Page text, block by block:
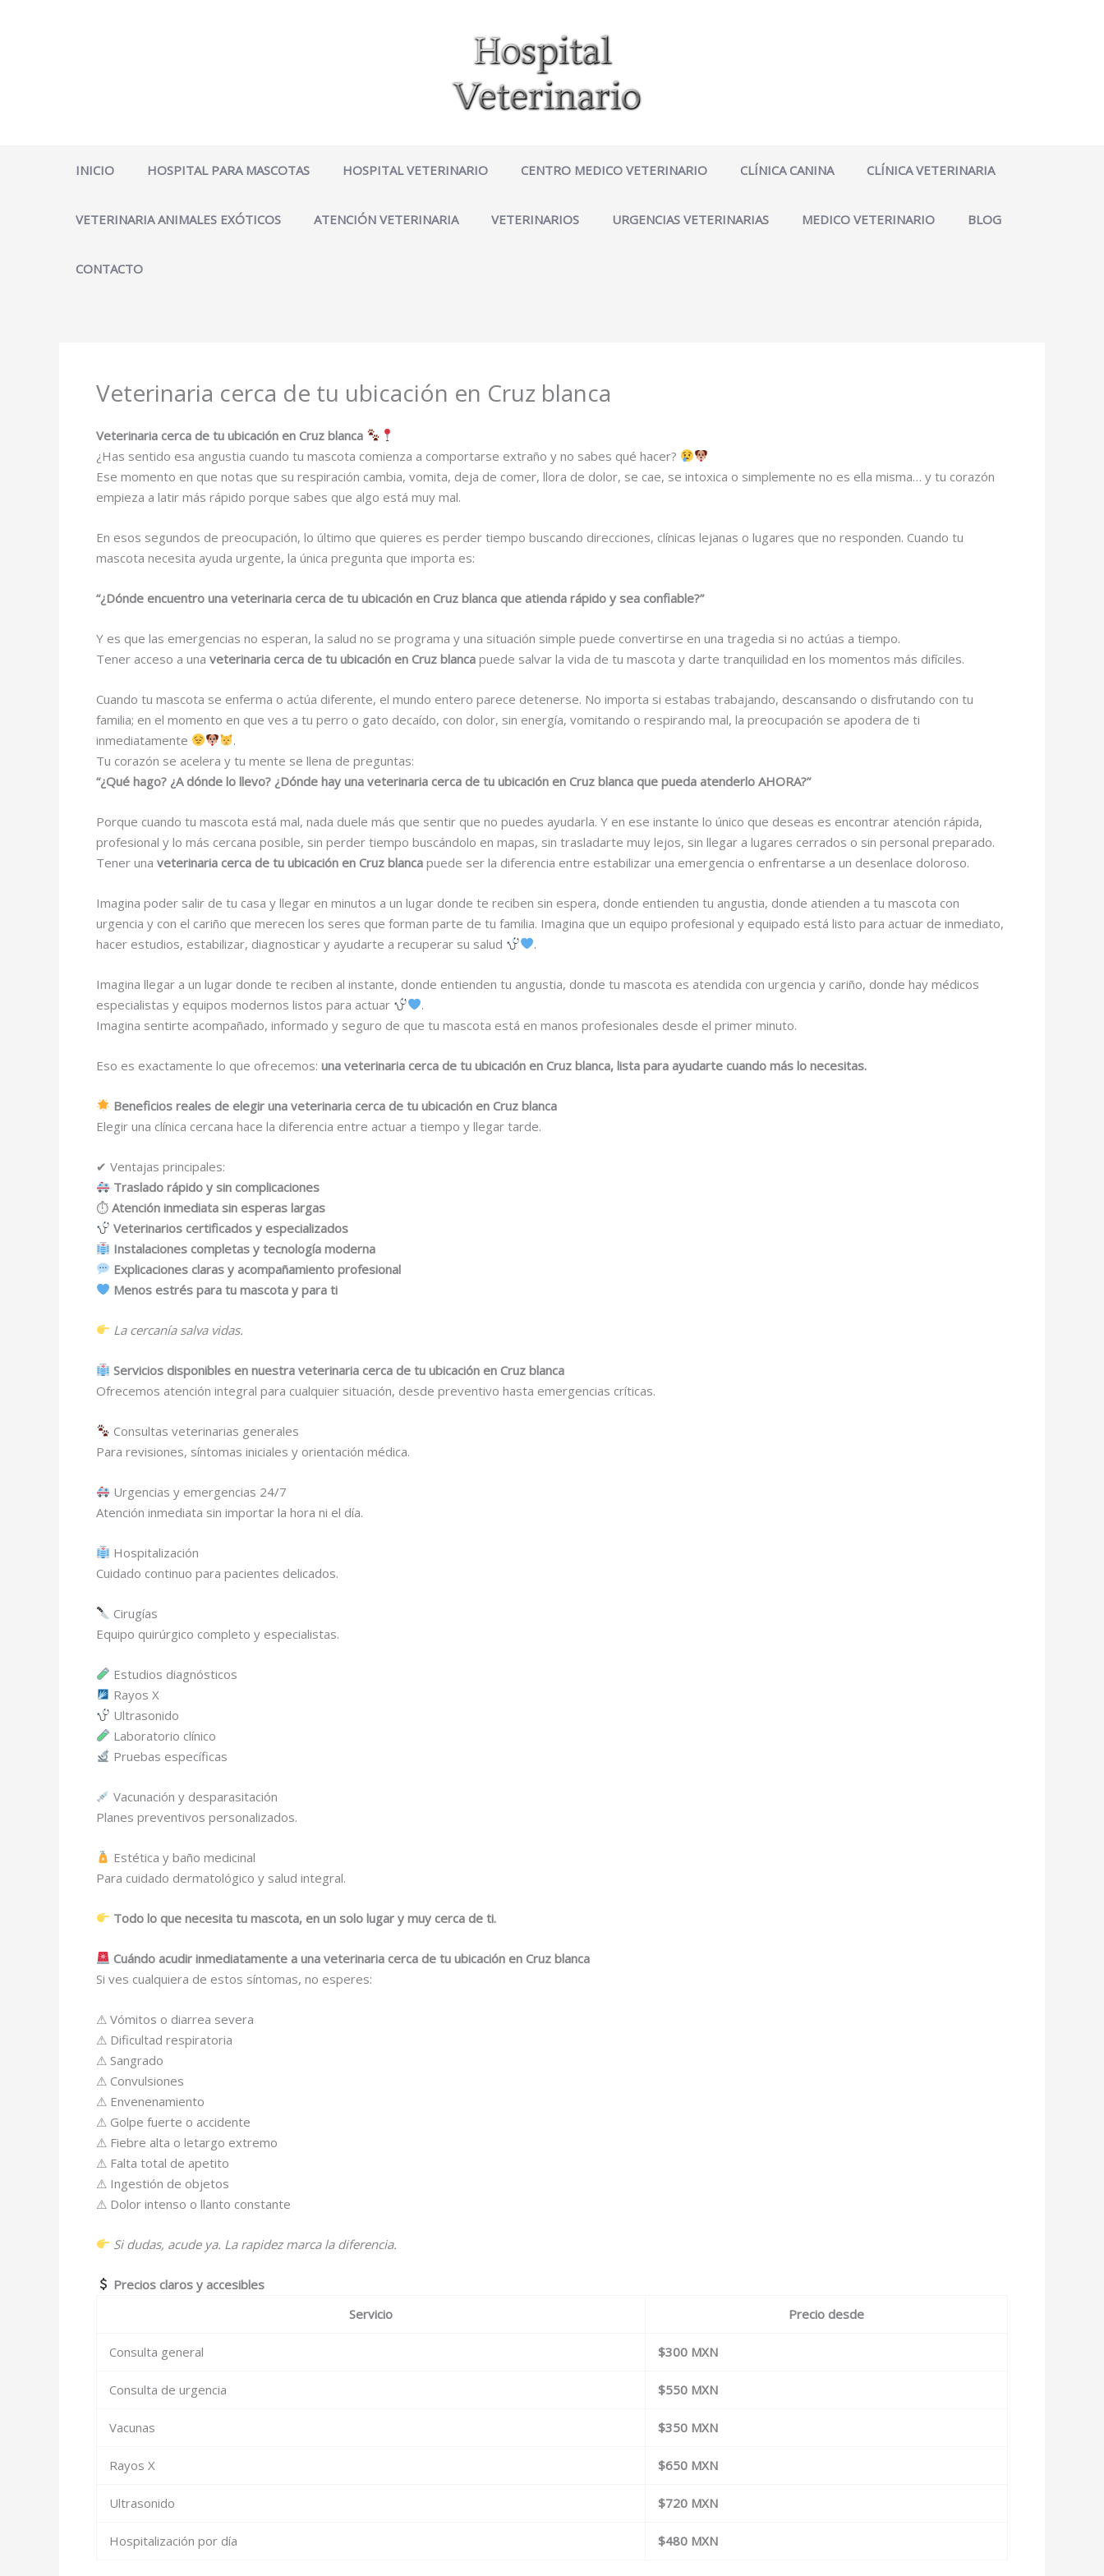
INICIO HOSPITAL PARA MASCOTAS HOSPITAL VETERINARIO CENTRO MEDICO VETERINARIO CLÍNICA CANINA CLÍNICA VETERINARIA
VETERINARIA ANIMALES EXÓTICOS ATENCIÓN VETERINARIA VETERINARIOS URGENCIAS VETERINARIAS MEDICO VETERINARIO BLOG
CONTACTO
Veterinaria cerca de tu ubicación en Cruz blanca
Veterinaria cerca de tu ubicación en Cruz blanca
¿Has sentido esa angustia cuando tu mascota comienza a comportarse extraño y no sabes qué hacer?
Ese momento en que notas que su respiración cambia, vomita, deja de comer, llora de dolor, se cae, se intoxica o simplemente no es ella misma… y tu corazón
empieza a latir más rápido porque sabes que algo está muy mal.
En esos segundos de preocupación, lo último que quieres es perder tiempo buscando direcciones, clínicas lejanas o lugares que no responden. Cuando tu
mascota necesita ayuda urgente, la única pregunta que importa es:
“¿Dónde encuentro una veterinaria cerca de tu ubicación en Cruz blanca que atienda rápido y sea confiable?”
Y es que las emergencias no esperan, la salud no se programa y una situación simple puede convertirse en una tragedia si no actúas a tiempo.
Tener acceso a una veterinaria cerca de tu ubicación en Cruz blanca puede salvar la vida de tu mascota y darte tranquilidad en los momentos más difíciles.
Cuando tu mascota se enferma o actúa diferente, el mundo entero parece detenerse. No importa si estabas trabajando, descansando o disfrutando con tu
familia; en el momento en que ves a tu perro o gato decaído, con dolor, sin energía, vomitando o respirando mal, la preocupación se apodera de ti
inmediatamente
.
Tu corazón se acelera y tu mente se llena de preguntas:
“¿Qué hago? ¿A dónde lo llevo? ¿Dónde hay una veterinaria cerca de tu ubicación en Cruz blanca que pueda atenderlo AHORA?”
Porque cuando tu mascota está mal, nada duele más que sentir que no puedes ayudarla. Y en ese instante lo único que deseas es encontrar atención rápida,
profesional y lo más cercana posible, sin perder tiempo buscándolo en mapas, sin trasladarte muy lejos, sin llegar a lugares cerrados o sin personal preparado.
Tener una veterinaria cerca de tu ubicación en Cruz blanca puede ser la diferencia entre estabilizar una emergencia o enfrentarse a un desenlace doloroso.
Imagina poder salir de tu casa y llegar en minutos a un lugar donde te reciben sin espera, donde entienden tu angustia, donde atienden a tu mascota con
urgencia y con el cariño que merecen los seres que forman parte de tu familia. Imagina que un equipo profesional y equipado está listo para actuar de inmediato,
hacer estudios, estabilizar, diagnosticar y ayudarte a recuperar su salud
.
Imagina llegar a un lugar donde te reciben al instante, donde entienden tu angustia, donde tu mascota es atendida con urgencia y cariño, donde hay médicos
especialistas y equipos modernos listos para actuar
.
Imagina sentirte acompañado, informado y seguro de que tu mascota está en manos profesionales desde el primer minuto.
Eso es exactamente lo que ofrecemos: una veterinaria cerca de tu ubicación en Cruz blanca, lista para ayudarte cuando más lo necesitas.
Beneficios reales de elegir una veterinaria cerca de tu ubicación en Cruz blanca
Elegir una clínica cercana hace la diferencia entre actuar a tiempo y llegar tarde.
✔ Ventajas principales:
Traslado rápido y sin complicaciones
⏱ Atención inmediata sin esperas largas
Veterinarios certificados y especializados
Instalaciones completas y tecnología moderna
Explicaciones claras y acompañamiento profesional
Menos estrés para tu mascota y para ti
La cercanía salva vidas.
Servicios disponibles en nuestra veterinaria cerca de tu ubicación en Cruz blanca
Ofrecemos atención integral para cualquier situación, desde preventivo hasta emergencias críticas.
Consultas veterinarias generales
Para revisiones, síntomas iniciales y orientación médica.
Urgencias y emergencias 24/7
Atención inmediata sin importar la hora ni el día.
Hospitalización
Cuidado continuo para pacientes delicados.
Cirugías
Equipo quirúrgico completo y especialistas.
Estudios diagnósticos
Rayos X
Ultrasonido
Laboratorio clínico
Pruebas específicas
Vacunación y desparasitación
Planes preventivos personalizados.
Estética y baño medicinal
Para cuidado dermatológico y salud integral.
Todo lo que necesita tu mascota, en un solo lugar y muy cerca de ti.
Cuándo acudir inmediatamente a una veterinaria cerca de tu ubicación en Cruz blanca
Si ves cualquiera de estos síntomas, no esperes:
⚠ Vómitos o diarrea severa
⚠ Dificultad respiratoria
⚠ Sangrado
⚠ Convulsiones
⚠ Envenenamiento
⚠ Golpe fuerte o accidente
⚠ Fiebre alta o letargo extremo
⚠ Falta total de apetito
⚠ Ingestión de objetos
⚠ Dolor intenso o llanto constante
Si dudas, acude ya. La rapidez marca la diferencia.
Precios claros y accesibles
Servicio
Precio desde
Consulta general $300 MXN
Consulta de urgencia $550 MXN
Vacunas $350 MXN
Rayos X $650 MXN
Ultrasonido $720 MXN
Hospitalización por día $480 MXN